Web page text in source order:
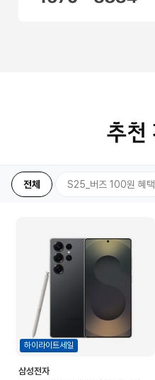
전체 S25_버즈 100원 혜택
하이라이트세일
삼성전자